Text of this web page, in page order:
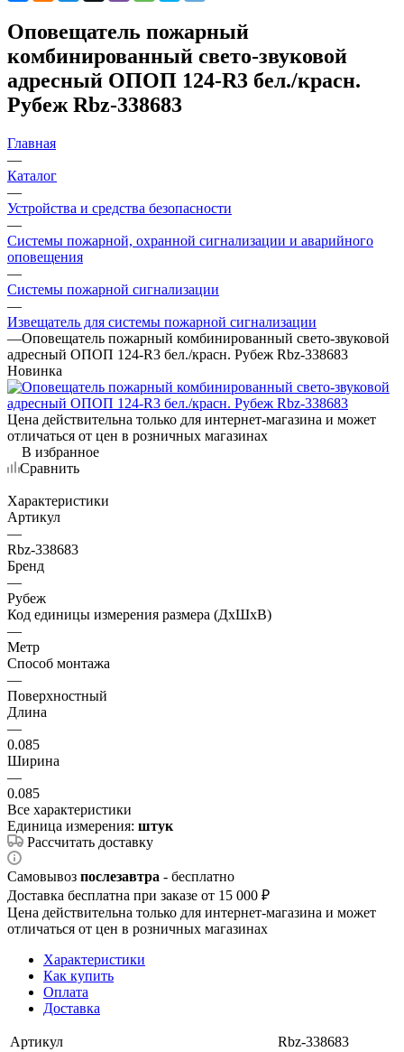
Оповещатель пожарный
комбинированный свето-звуковой
адресный ОПОП 124-R3 бел./красн.
Рубеж Rbz-338683
Главная
—
Каталог
—
Устройства и средства безопасности
—
Системы пожарной, охранной сигнализации и аварийного
оповещения
—
Системы пожарной сигнализации
—
Извещатель для системы пожарной сигнализации
—Оповещатель пожарный комбинированный свето-звуковой
адресный ОПОП 124-R3 бел./красн. Рубеж Rbz-338683
Новинка
Цена действительна только для интернет-магазина и может
отличаться от цен в розничных магазинах
В избранное
Сравнить
Характеристики
Артикул
—
Rbz-338683
Бренд
—
Рубеж
Код единицы измерения размера (ДхШхВ)
—
Метр
Способ монтажа
—
Поверхностный
Длина
—
0.085
Ширина
—
0.085
Все характеристики
Единица измерения: штук
Рассчитать доставку
Самовывоз послезавтра - бесплатно
Доставка бесплатна при заказе от 15 000 ₽
Цена действительна только для интернет-магазина и может
отличаться от цен в розничных магазинах
Характеристики
Как купить
Оплата
Доставка
Артикул
Rbz-338683